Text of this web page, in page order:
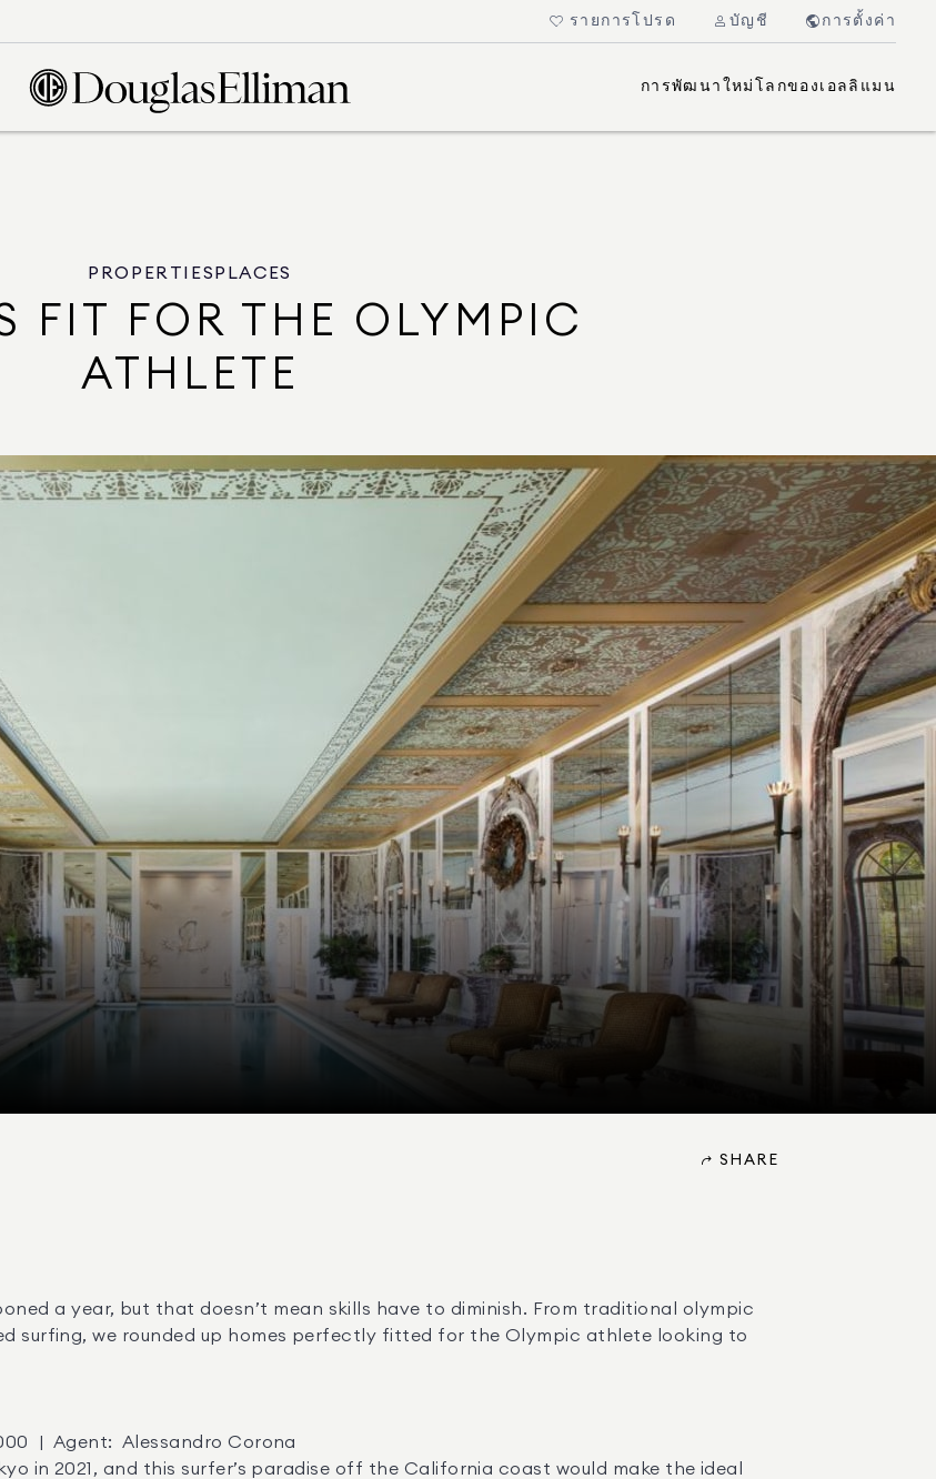
รายการโปรด บัญชี การตั้งค่า
การพัฒนาใหม่ โลกของเอลลิแมน
PROPERTIES PLACES
FIT FOR THE OLYMPIC
ATHLETE
SHARE
a year, but that doesn’t mean skills have to diminish. From traditional olympic
surfing, we rounded up homes perfectly fitted for the Olympic athlete looking to